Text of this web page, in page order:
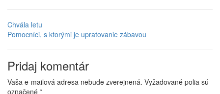
Chvála letu
Pomocníci, s ktorými je upratovanie zábavou
Pridaj komentár
Vaša e-mailová adresa nebude zverejnená. Vyžadované polia sú
označené *